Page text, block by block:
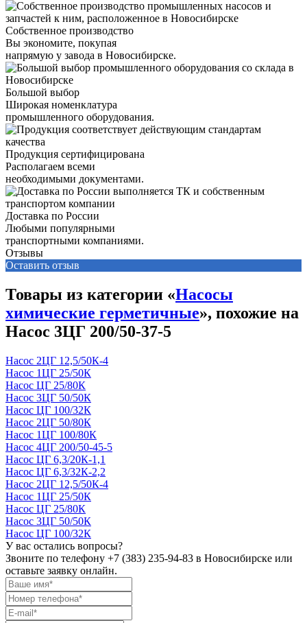
Собственное производство
Вы экономите, покупая
напрямую у завода в Новосибирске.
Большой выбор
Широкая номенклатура
промышленного оборудования.
Продукция сертифицирована
Располагаем всеми
необходимыми документами.
Доставка по России
Любыми популярными
транспортными компаниями.
Отзывы
Оставить отзыв
Товары из категории «Насосы
химические герметичные», похожие на
Насос 3ЦГ 200/50-37-5
Насос 2ЦГ 12,5/50К-4
Насос 1ЦГ 25/50К
Насос ЦГ 25/80К
Насос 3ЦГ 50/50К
Насос ЦГ 100/32К
Насос 2ЦГ 50/80К
Насос 1ЦГ 100/80К
Насос 4ЦГ 200/50-45-5
Насос ЦГ 6,3/20К-1,1
Насос ЦГ 6,3/32К-2,2
Насос 2ЦГ 12,5/50К-4
Насос 1ЦГ 25/50К
Насос ЦГ 25/80К
Насос 3ЦГ 50/50К
Насос ЦГ 100/32К
У вас остались вопросы?
Звоните по телефону +7 (383) 235-94-83 в Новосибирске или
оставьте заявку онлайн.